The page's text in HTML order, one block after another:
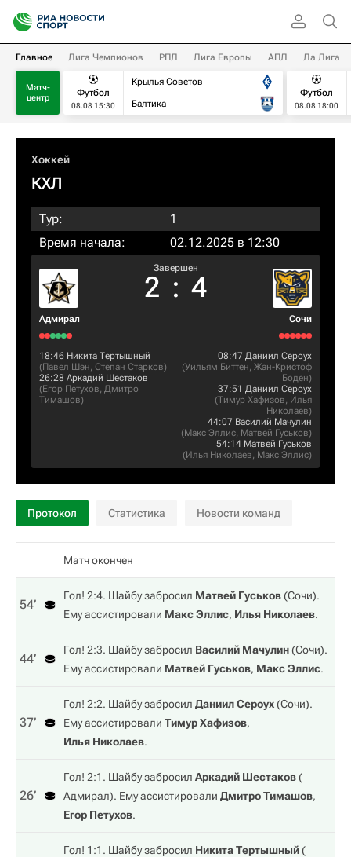
Главное Лига Чемпионов РПЛ Лига Европы АПЛ Ла Лига
Матч-
центр
Футбол
08.08 15:30
Крылья Советов
Балтика
Футбол
08.08 18:00
Хоккей
КХЛ
Тур:
1
Время начала:
02.12.2025 в 12:30
Адмирал
Завершен
2 : 4
Сочи
18:46 Никита Тертышный
(Павел Шэн, Степан Старков)
26:28 Аркадий Шестаков
(Егор Петухов, Дмитро
Тимашов)
08:47 Даниил Сероух
(Уильям Биттен, Жан-Кристоф
Боден)
37:51 Даниил Сероух
(Тимур Хафизов, Илья
Николаев)
44:07 Василий Мачулин
(Макс Эллис, Матвей Гуськов)
54:14 Матвей Гуськов
(Илья Николаев, Макс Эллис)
Протокол Статистика Новости команд
Матч окончен
54‎’‎
Гол! 2:4. Шайбу забросил Матвей Гуськов(Сочи).
Ему ассистировали Макс Эллис, Илья Николаев.
44‎’‎
Гол! 2:3. Шайбу забросил Василий Мачулин(Сочи).
Ему ассистировали Матвей Гуськов, Макс Эллис.
37‎’‎
Гол! 2:2. Шайбу забросил Даниил Сероух(Сочи).
Ему ассистировали Тимур Хафизов,
Илья Николаев.
26‎’‎
Гол! 2:1. Шайбу забросил Аркадий Шестаков(
Адмирал). Ему ассистировали Дмитро Тимашов,
Егор Петухов.
Гол! 1:1. Шайбу забросил Никита Тертышный(